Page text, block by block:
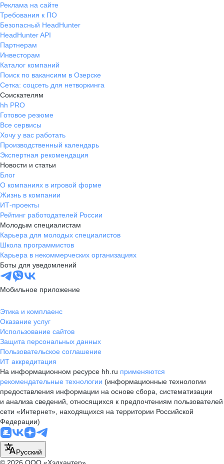
Реклама на сайте
Требования к ПО
Безопасный HeadHunter
HeadHunter API
Партнерам
Инвесторам
Каталог компаний
Поиск по вакансиям в Озерске
Сетка: соцсеть для нетворкинга
Соискателям
hh PRO
Готовое резюме
Все сервисы
Хочу у вас работать
Производственный календарь
Экспертная рекомендация
Новости и статьи
Блог
О компаниях в игровой форме
Жизнь в компании
ИТ-проекты
Рейтинг работодателей России
Молодым специалистам
Карьера для молодых специалистов
Школа программистов
Карьера в некоммерческих организациях
Боты для уведомлений
Мобильное приложение
Этика и комплаенс
Оказание услуг
Использование сайтов
Защита персональных данных
Пользовательское соглашение
ИТ аккредитация
На информационном ресурсе hh.ru применяются
рекомендательные технологии (информационные технологии
предоставления информации на основе сбора, систематизации
и анализа сведений, относящихся к предпочтениям пользователей
сети «Интернет», находящихся на территории Российской
Федерации)
Русский